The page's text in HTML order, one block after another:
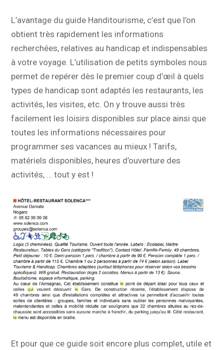
L’avantage du guide Handitourisme, c’est que l’on
obtient très rapidement les informations
recherchées, relatives au handicap et indispensables
à votre voyage. L’utilisation de petits symboles nous
permet de repérer dès le premier coup d’œil à quels
types de handicap sont adaptés les restaurants, les
activités, les visites, etc. On y trouve aussi très
facilement les loisirs disponibles sur place ainsi que
toutes les informations nécessaires pour
programmer ses vacances au mieux ! Tarifs,
matériels disponibles, heures d’ouverture des
activités, … tout y est !
Et pour que ce guide soit encore plus complet, utile et